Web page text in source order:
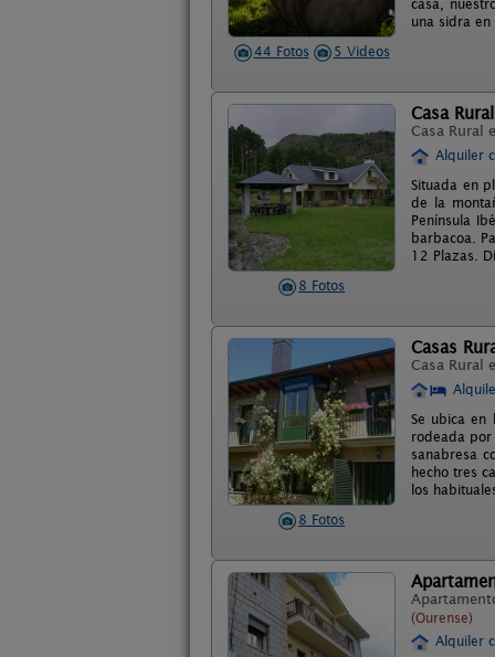
44 Fotos 5 Videos
casa,
una sidra
8 Fotos
Casa
Casa Rural
Alquiler
Situada en
de la
Península
barbacoa.
12 Plazas.
8 Fotos
Casas
Casa Rural
Se ubica en
rodeada por
sanabresa
hecho tres
los
(Ourense)
Alquiler